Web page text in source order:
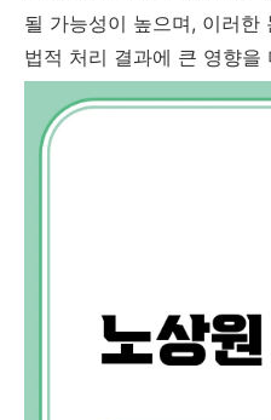
될 가능성이 높으며, 이러한
법적 처리 결과에 큰 영향을